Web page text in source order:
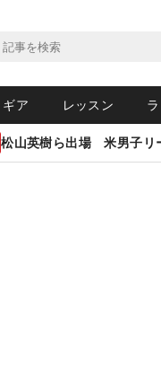
ギア レッスン
松山英樹ら出場 米男子リ